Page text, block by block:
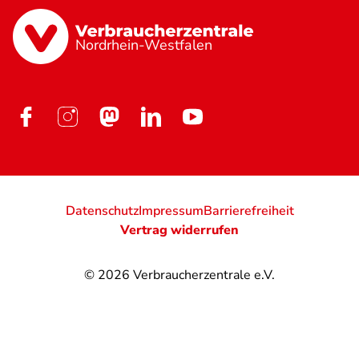
Nordrhein-Westfalen
© 2026 Verbraucherzentrale e.V.
DatenschutzImpressumBarrierefreiheit
Vertrag widerrufen